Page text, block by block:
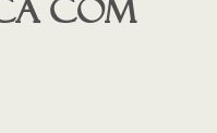
COM